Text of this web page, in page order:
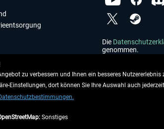
Die
genommen.
zu verbessern und Ihnen ein besseres Nutzererlebnis
Einstellungen, dort können Sie Ihre Auswahl auch
Sonstiges